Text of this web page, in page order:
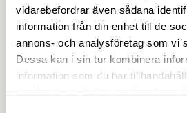
vidarebefordrar även sådana
information från din enhet till de
annons- och analysföretag som vi
Dessa kan i sin tur kombinera
information som du har
15 NOVEMBER 2017